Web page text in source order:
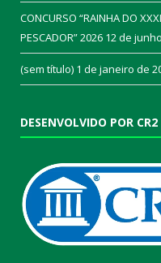
CONCURSO “RAINHA DO
PESCADOR” 2026 12 de
(sem título) 1 de janeiro de
DESENVOLVIDO POR CR2